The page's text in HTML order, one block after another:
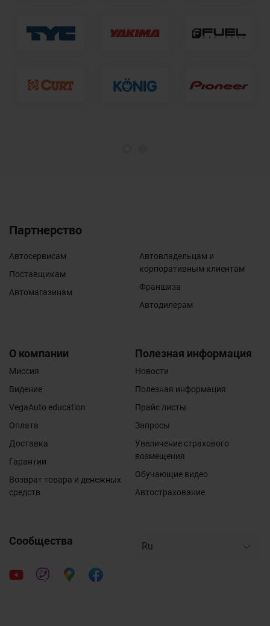
Партнерство
Автосервисам
Поставщикам
Автомагазинам
Автовладельцам и
корпоративным клиентам
Франшиза
Автодилерам
О компании
Миссия
Видение
VegaAuto education
Оплата
Доставка
Гарантии
Возврат товара и денежных
средств
Полезная информация
Новости
Полезная информация
Прайс листы
Запросы
Увеличение страхового
возмещения
Обучающие видео
Автострахование
Сообщества